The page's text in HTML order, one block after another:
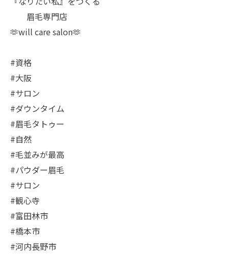
眉毛専門店
🫶will care salon🫶
#資格
#大阪
#サロン
#ダウンタイム
#眉毛タトゥー
#自然
#毛並みが最高
#パウダー眉毛
#サロン
#観心寺
#富田林市
#橋本市
#河内長野市